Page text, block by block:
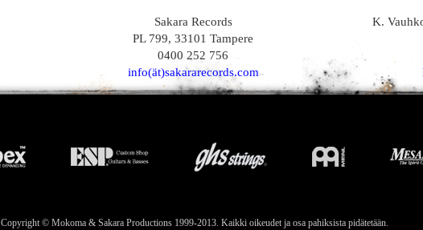
Sakara Records
PL 799, 33101 Tampere
0400 252 756
info(ät)sakararecords.com
K.
Copyright © Mokoma & Sakara Productions 1999-2013. Kaikki oikeudet ja osa pahiksista pidätetään.